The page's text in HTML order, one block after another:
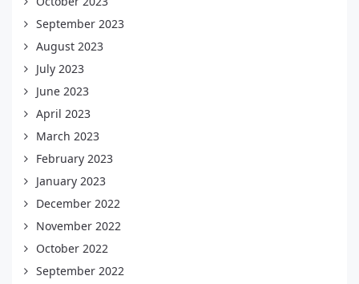
September 2023
August 2023
July 2023
June 2023
April 2023
March 2023
February 2023
January 2023
December 2022
November 2022
October 2022
September 2022